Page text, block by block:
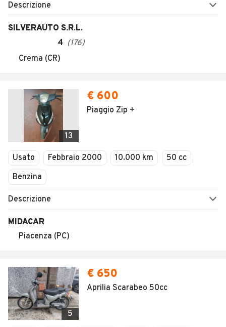
Descrizione
SILVERAUTO S.R.L.
4 (176)
Crema (CR)
13
€ 600
Piaggio Zip +
Usato Febbraio 2000 10.000 km
50 cc
Benzina
Descrizione
MIDACAR
Piacenza (PC)
5
€ 650
Aprilia Scarabeo 50cc